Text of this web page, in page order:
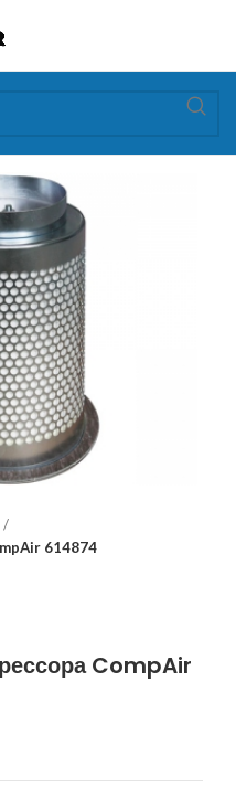
614874
CompAir